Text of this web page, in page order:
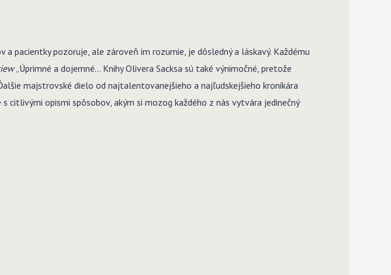
pacientky pozoruje, ale zároveň im rozumie, je dôsledný a láskavý. Každému
„Úprimné a dojemné… Knihy Olivera Sacksa sú také výnimočné, pretože
majstrovské dielo od najtalentovanejšieho a najľudskejšieho kronikára
opismi spôsobov, akým si mozog každého z nás vytvára jedinečný